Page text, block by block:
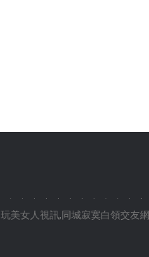
玩美女人視訊,同城寂寞白領交友網